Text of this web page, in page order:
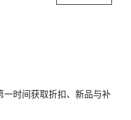
一时间获取折扣、新品与补